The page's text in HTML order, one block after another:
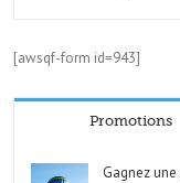
[awsqf-form id=943]
Promotions
Gagnez